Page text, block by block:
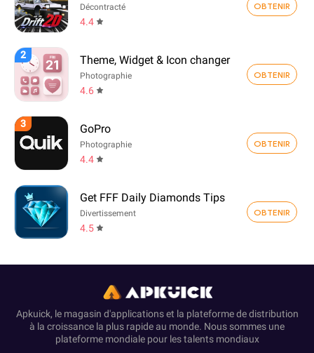
Décontracté
4.4
OBTENIR
2 Theme, Widget & Icon changer
Photographie
4.6
OBTENIR
3 GoPro
Photographie
4.4
OBTENIR
Get FFF Daily Diamonds Tips
Divertissement
4.5
OBTENIR
Apkuick, le magasin d'applications et la plateforme de distribution
à la croissance la plus rapide au monde. Nous sommes une
plateforme mondiale pour les talents mondiaux